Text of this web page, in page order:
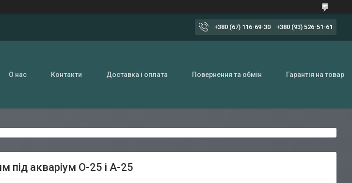
+380 (67) 116-69-30 +380 (93) 526-51-61
О нас Контакти Доставка і оплата Повернення та обмін Гарантія на товар
під акваріум O-25 і A-25